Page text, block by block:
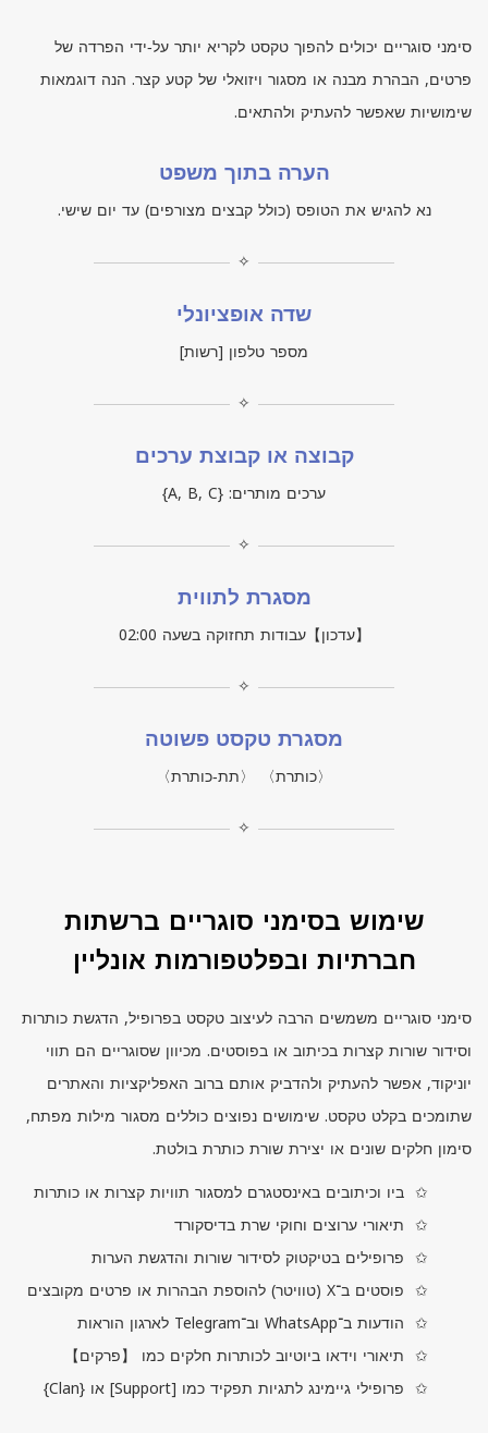
סימני סוגריים יכולים להפוך טקסט לקריא יותר על‑ידי הפרדה של
פרטים, הבהרת מבנה או מסגור ויזואלי של קטע קצר. הנה דוגמאות
שימושיות שאפשר להעתיק ולהתאים.
הערה בתוך משפט
נא להגיש את הטופס (כולל קבצים מצורפים) עד יום שישי.
✧
שדה אופציונלי
מספר טלפון [רשות]
✧
קבוצה או קבוצת ערכים
ערכים מותרים: {A, B, C}
✧
מסגרת לתווית
【עדכון】עבודות תחזוקה בשעה 02:00
✧
מסגרת טקסט פשוטה
〈כותרת〉 〈תת‑כותרת〉
✧
שימוש בסימני סוגריים ברשתות
חברתיות ובפלטפורמות אונליין
סימני סוגריים משמשים הרבה לעיצוב טקסט בפרופיל, הדגשת כותרות
וסידור שורות קצרות בכיתוב או בפוסטים. מכיוון שסוגריים הם תווי
יוניקוד, אפשר להעתיק ולהדביק אותם ברוב האפליקציות והאתרים
שתומכים בקלט טקסט. שימושים נפוצים כוללים מסגור מילות מפתח,
סימון חלקים שונים או יצירת שורת כותרת בולטת.
ביו וכיתובים באינסטגרם למסגור תוויות קצרות או כותרות
תיאורי ערוצים וחוקי שרת בדיסקורד
פרופילים בטיקטוק לסידור שורות והדגשת הערות
פוסטים ב־X (טוויטר) להוספת הבהרות או פרטים מקובצים
הודעות ב־WhatsApp וב־Telegram לארגון הוראות
תיאורי וידאו ביוטיוב לכותרות חלקים כמו 【פרקים】
פרופילי גיימינג לתגיות תפקיד כמו [Support] או {Clan
}